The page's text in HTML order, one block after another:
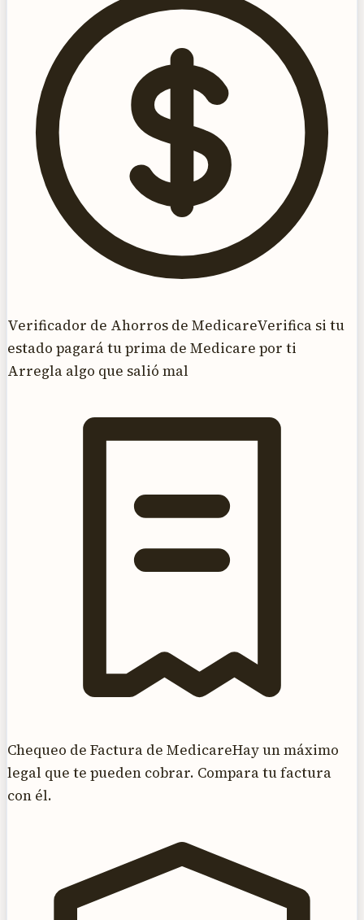
Verificador de Ahorros de MedicareVerifica si tu
estado pagará tu prima de Medicare por ti
Arregla algo que salió mal
Chequeo de Factura de MedicareHay un máximo
legal que te pueden cobrar. Compara tu factura
con él.